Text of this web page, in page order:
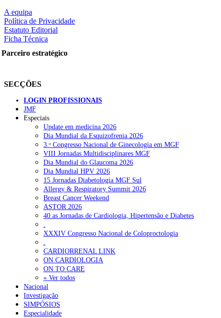
A equipa
Política de Privacidade
Estatuto Editorial
Ficha Técnica
Parceiro estratégico
SECÇÕES
LOGIN PROFISSIONAIS
JMF
Especiais
Update em medicina 2026
Dia Mundial da Esquizofrenia 2026
3.ᵒ Congresso Nacional de Ginecologia em MGF
VIII Jornadas Multidisciplinares MGF
Dia Mundial do Glaucoma 2026
Dia Mundial HPV 2026
15 Jornadas Diabetologia MGF Sul
Allergy & Respiratory Summit 2026
Breast Cancer Weekend
ASTOR 2026
40.as Jornadas de Cardiologia, Hipertensão e Diabetes
.
XXXIV Congresso Nacional de Coloproctologia
.
CARDIORRENAL LINK
ON CARDIOLOGIA
ON TO CARE
» Ver todos
Nacional
Investigação
SIMPÓSIOS
Especialidade